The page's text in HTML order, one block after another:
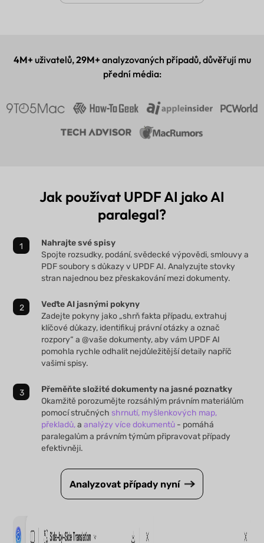
4M+ uživatelů,29M+ analyzovaných případů, důvěřují mu
přední média:
Jak používat UPDF AI jako AI
paralegal?
Nahrajte své spisy
Spojte rozsudky, podání, svědecké výpovědi, smlouvy a
PDF soubory s důkazy v UPDF AI. Analyzujte stovky
stran najednou bez přeskakování mezi dokumenty.
Veďte AI jasnými pokyny
Zadejte pokyny jako „shrň fakta případu, extrahuj
klíčové důkazy, identifikuj právní otázky a označ
rozpory“ a @vaše dokumenty, aby vám UPDF AI
pomohla rychle odhalit nejdůležitější detaily napříč
vašimi spisy.
Přeměňte složité dokumenty na jasné poznatky
Okamžitě porozumějte rozsáhlým právním materiálům
pomocí stručnýchshrnutí, myšlenkových map,
překladů,aanalýzy více dokumentů - pomáhá
paralegalům a právním týmům připravovat případy
efektivněji.
Analyzovat případy nyní